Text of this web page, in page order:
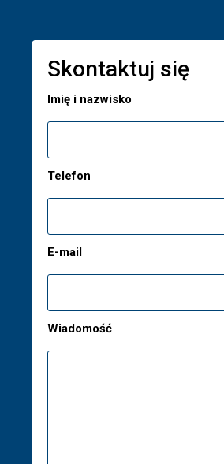
Skontaktuj się
Imię i nazwisko
Telefon
E-mail
Wiadomość